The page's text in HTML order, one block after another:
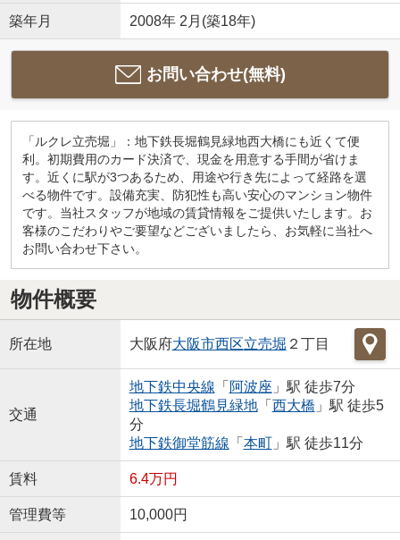
築年月 2008年 2月(築18年)
お問い合わせ(無料)
「ルクレ立売堀」：地下鉄長堀鶴見緑地西大橋にも近くて便
利。初期費用のカード決済で、現金を用意する手間が省けま
す。近くに駅が3つあるため、用途や行き先によって経路を選
べる物件です。設備充実、防犯性も高い安心のマンション物件
です。当社スタッフが地域の賃貸情報をご提供いたします。お
客様のこだわりやご要望などございましたら、お気軽に当社へ
お問い合わせ下さい。
物件概要
所在地 大阪府大阪市西区立売堀 ２丁目
交通
地下鉄中央線 「 阿波座 」駅 徒歩7分
地下鉄長堀鶴見緑地「 西大橋 」駅 徒歩5
分
地下鉄御堂筋線 「 本町」駅 徒歩11分
賃料 6.4万円
管理費等 10,000円